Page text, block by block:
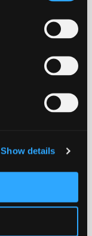
Show details
Stort svejseareal